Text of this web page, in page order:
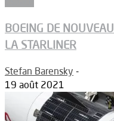
BOEING DE
LA STARLINER
Stefan Barensky -
19 août 2021